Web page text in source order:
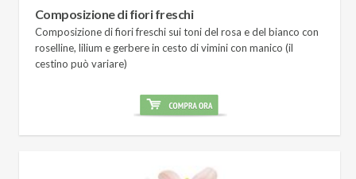
Composizione di fiori freschi
Composizione di fiori freschi sui toni del rosa e del bianco con
roselline, lilium e gerbere in cesto di vimini con manico (il
cestino può variare)